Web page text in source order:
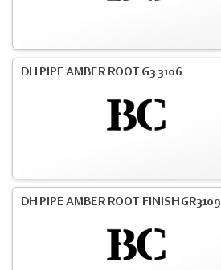
DH PIPE AMBER ROOT G3 3106
DH PIPE AMBER ROOT FINISH GR3109